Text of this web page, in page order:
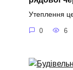
Утеплення
0 6